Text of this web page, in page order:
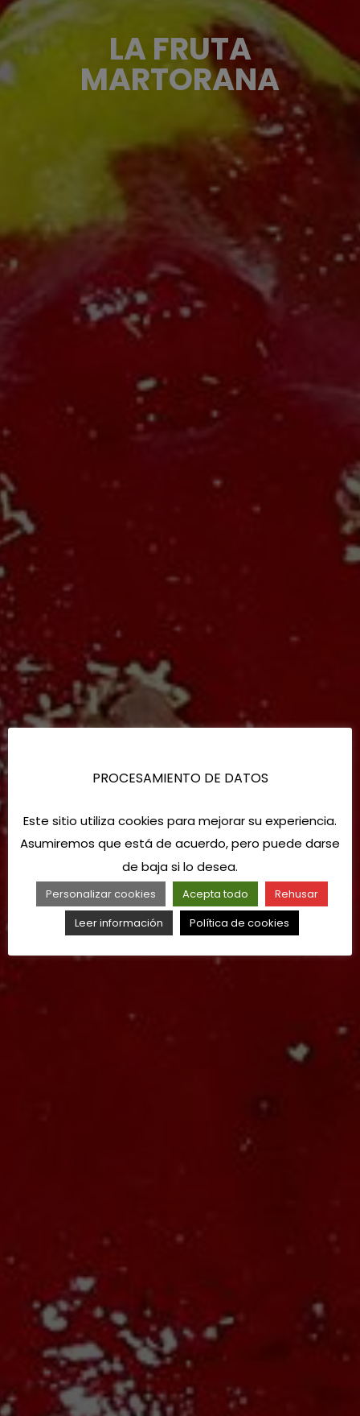
LA FRUTA
MARTORANA
PROCESAMIENTO DE DATOS
Este sitio utiliza cookies para mejorar su experiencia.
Asumiremos que está de acuerdo, pero puede darse
de baja si lo desea.
Personalizar cookies Acepta todo
Rehusar
Leer información
Política de cookies